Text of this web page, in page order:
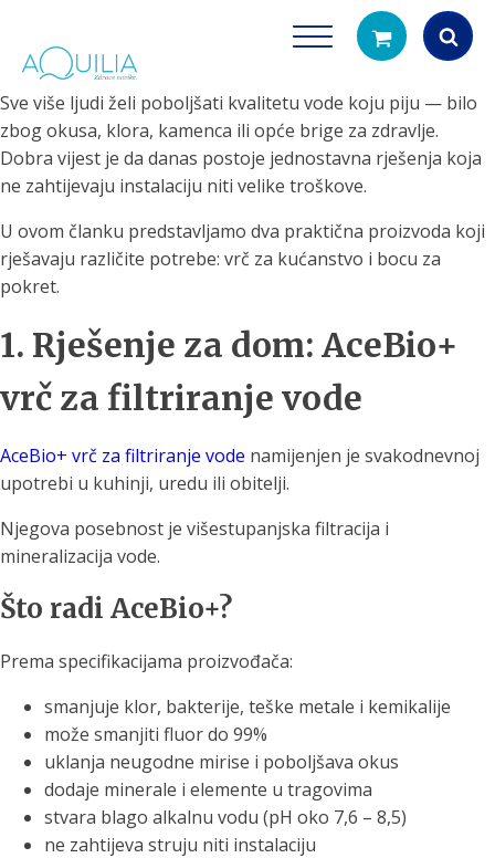
search
Sve više ljudi želi poboljšati kvalitetu vode koju piju — bilo
zbog okusa, klora, kamenca ili opće brige za zdravlje.
Dobra vijest je da danas postoje jednostavna rješenja koja
ne zahtijevaju instalaciju niti velike troškove.
U ovom članku predstavljamo dva praktična proizvoda koji
rješavaju različite potrebe: vrč za kućanstvo i bocu za
pokret.
1. Rješenje za dom: AceBio+
vrč za filtriranje vode
AceBio+ vrč za filtriranje vode namijenjen je svakodnevnoj
upotrebi u kuhinji, uredu ili obitelji.
Njegova posebnost je višestupanjska filtracija i
mineralizacija vode.
Što radi AceBio+?
Prema specifikacijama proizvođača:
smanjuje klor, bakterije, teške metale i kemikalije
može smanjiti fluor do 99%
uklanja neugodne mirise i poboljšava okus
dodaje minerale i elemente u tragovima
stvara blago alkalnu vodu (pH oko 7,6 – 8,5)
ne zahtijeva struju niti instalaciju
Tuš glave
filtriranje vode za tuširanje
Vrčevi za
Potpuno prijenosno